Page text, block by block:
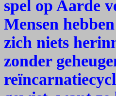
spel op Aarde
Mensen
zich niets
zonder